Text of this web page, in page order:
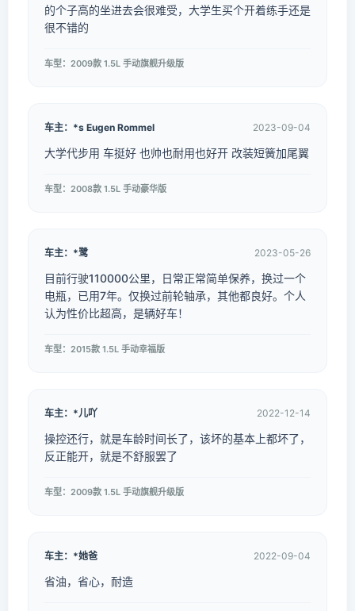
的个子高的坐进去会很难受，大学生买个开着练手还是
很不错的
车型：2009款 1.5L 手动旗舰升级版
车主：*s Eugen Rommel 2023-09-04
大学代步用 车挺好 也帅也耐用也好开 改装短簧加尾翼
车型：2008款 1.5L 手动豪华版
车主：*鹭 2023-05-26
目前行驶110000公里，日常正常简单保养，换过一个
电瓶，已用7年。仅换过前轮轴承，其他都良好。个人
认为性价比超高，是辆好车！
车型：2015款 1.5L 手动幸福版
车主：*儿吖 2022-12-14
操控还行，就是车龄时间长了，该坏的基本上都坏了，
反正能开，就是不舒服罢了
车型：2009款 1.5L 手动旗舰升级版
车主：*她爸 2022-09-04
省油，省心，耐造